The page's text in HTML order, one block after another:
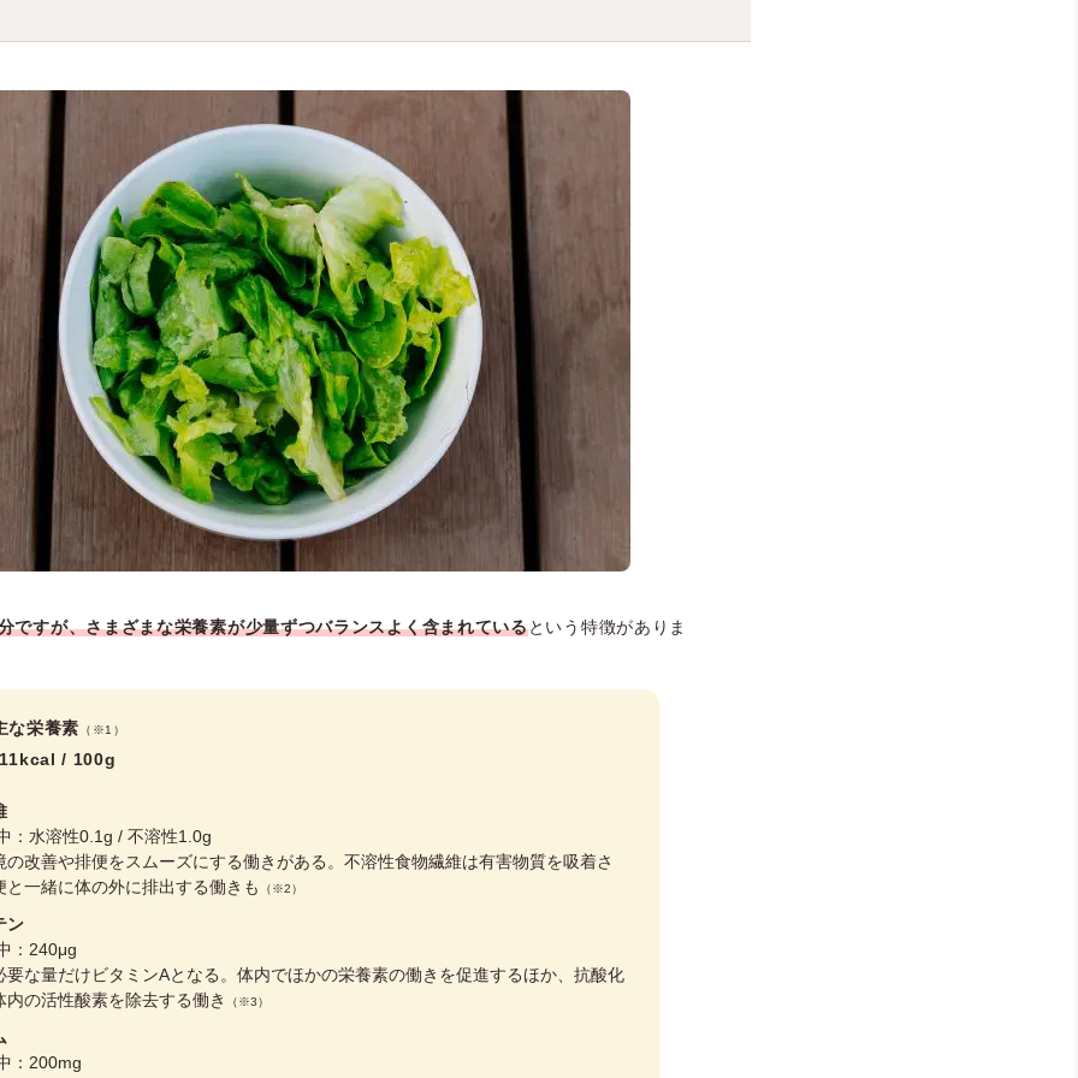
ですが、さまざまな栄養素が少量ずつバランスよく含まれているという特徴がありま
な栄養素 （※1）
/ 100g
：水溶性0.1g / 不溶性1.0g
の改善や排便をスムーズにする働きがある。不溶性食物繊維は有害物質を吸着さ
と一緒に体の外に排出する働きも
（※2）
ン
：240μg
要な量だけビタミンAとなる。体内でほかの栄養素の働きを促進するほか、抗酸化
内の活性酸素を除去する働き
（※3）
：200mg